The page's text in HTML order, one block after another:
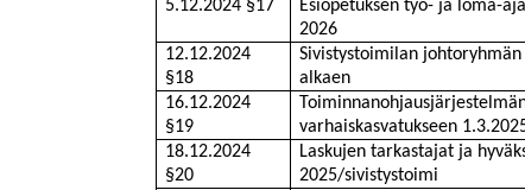
5.12.2024 §17
Esiopetuksen työ- ja loma-
2026
12.12.2024
§18
Sivistystoimilan johtoryhmän
alkaen
16.12.2024
§19
varhaiskasvatukseen
18.12.2024
§20
Laskujen tarkastajat ja
2025/sivistystoimi